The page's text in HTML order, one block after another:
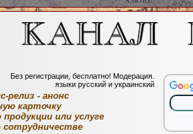
Без регистрации, бесплатно! Модерация.
языки русский и украинский
релиз - анонс
карточку
или услуге
сотрудничестве